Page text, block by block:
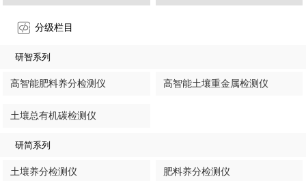
分级栏目
研智系列
高智能肥料养分检测仪 高智能土壤重金属检测仪
土壤总有机碳检测仪
研简系列
土壤养分检测仪 肥料养分检测仪